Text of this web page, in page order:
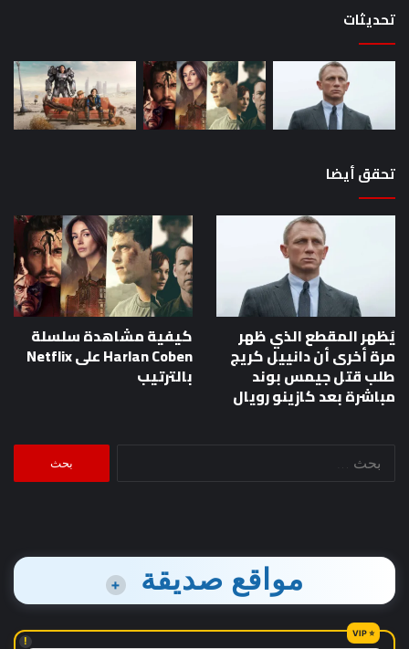
تحديثات
تحقق أيضا
يُظهر المقطع الذي ظهر
مرة أخرى أن دانييل كريج
طلب قتل جيمس بوند
مباشرة بعد كازينو رويال
كيفية مشاهدة سلسلة
Harlan Coben على Netflix
بالترتيب
مواقع صديقة +
!